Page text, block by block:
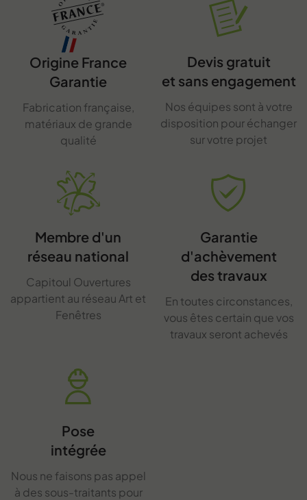
Origine France
Garantie
Fabrication française,
matériaux de grande
qualité
Devis gratuit
et sans engagement
Nos équipes sont à votre
disposition pour échanger
sur votre projet
Membre d'un
réseau national
Capitoul Ouvertures
appartient au réseau Art et
Fenêtres
Garantie
d'achèvement
des travaux
En toutes circonstances,
vous êtes certain que vos
travaux seront achevés
Pose
intégrée
Nous ne faisons pas appel
à des sous-traitants pour